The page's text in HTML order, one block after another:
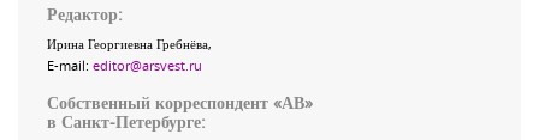
Редактор:
Ирина Георгиевна Гребнёва,
E-mail: editor@arsvest.ru
Собственный корреспондент «АВ»
в Санкт-Петербурге: